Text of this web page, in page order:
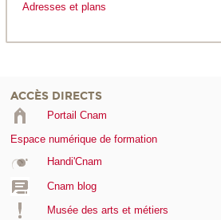
Adresses et plans
ACCÈS DIRECTS
Portail Cnam
Espace numérique de formation
Handi'Cnam
Cnam blog
Musée des arts et métiers